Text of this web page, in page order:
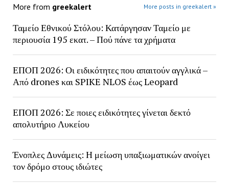
More from greekalert More posts in greekalert »
Ταμείο Εθνικού Στόλου: Κατάργησαν Ταμείο με
περιουσία 195 εκατ. – Πού πάνε τα χρήματα
ΕΠΟΠ 2026: Οι ειδικότητες που απαιτούν αγγλικά –
Από drones και SPIKE NLOS έως Leopard
ΕΠΟΠ 2026: Σε ποιες ειδικότητες γίνεται δεκτό
απολυτήριο Λυκείου
Ένοπλες Δυνάμεις: Η μείωση υπαξιωματικών ανοίγει
τον δρόμο στους ιδιώτες